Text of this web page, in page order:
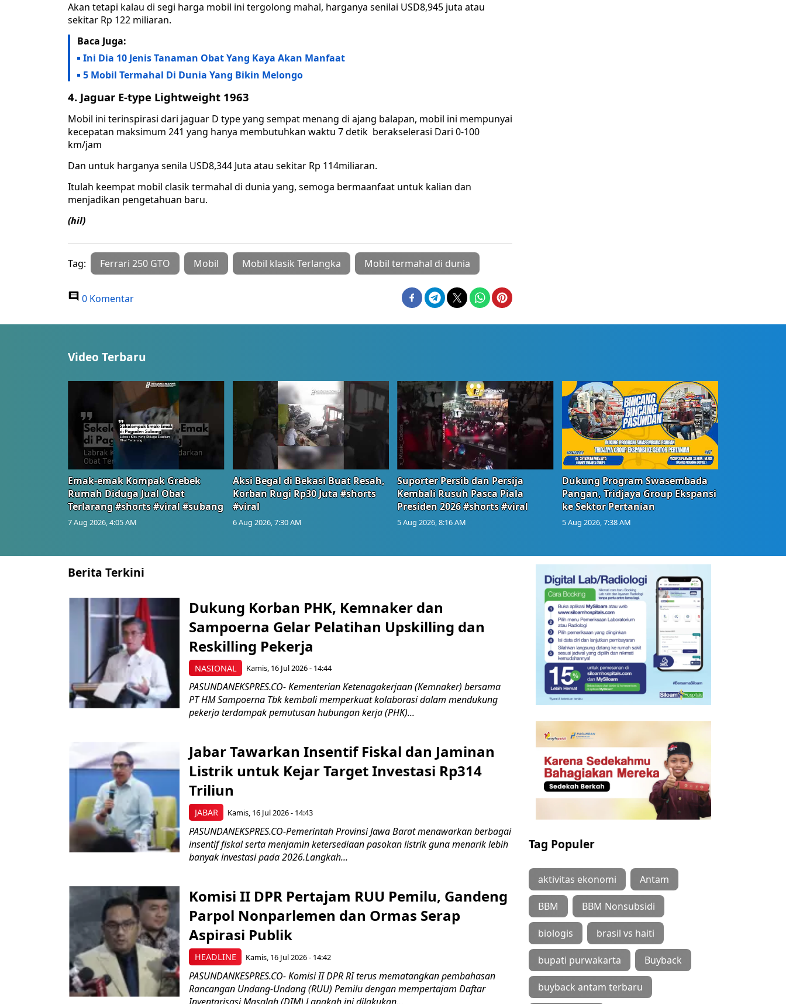
Akan tetapi kalau di segi harga mobil ini tergolong mahal, harganya senilai USD8,945 juta atau
sekitar Rp 122 miliaran.
Baca Juga:
Ini Dia 10 Jenis Tanaman Obat Yang Kaya Akan Manfaat
5 Mobil Termahal Di Dunia Yang Bikin Melongo
4. Jaguar E-type Lightweight 1963
Mobil ini terinspirasi dari jaguar D type yang sempat menang di ajang balapan, mobil ini mempunyai
kecepatan maksimum 241 yang hanya membutuhkan waktu 7 detik berakselerasi Dari 0-100
km/jam
Dan untuk harganya senila USD8,344 Juta atau sekitar Rp 114miliaran.
Itulah keempat mobil clasik termahal di dunia yang, semoga bermaanfaat untuk kalian dan
menjadikan pengetahuan baru.
(hil)
Tag: Ferrari 250 GTO Mobil Mobil klasik Terlangka Mobil termahal di dunia
0 Komentar
Video Terbaru
Emak-emak Kompak Grebek
Rumah Diduga Jual Obat
Terlarang #shorts #viral #subang
7 Aug 2026, 4:05 AM
Aksi Begal di Bekasi Buat Resah,
Korban Rugi Rp30 Juta #shorts
#viral
6 Aug 2026, 7:30 AM
Suporter Persib dan Persija
Kembali Rusuh Pasca Piala
Presiden 2026 #shorts #viral
5 Aug 2026, 8:16 AM
Dukung Program Swasembada
Pangan, Tridjaya Group Ekspansi
ke Sektor Pertanian
5 Aug 2026, 7:38 AM
Berita Terkini
NASIONAL
Dukung Korban PHK, Kemnaker dan
Sampoerna Gelar Pelatihan Upskilling dan
Reskilling Pekerja
Kamis, 16 Jul 2026 - 14:44
PASUNDANEKSPRES.CO- Kementerian Ketenagakerjaan (Kemnaker) bersama
PT HM Sampoerna Tbk kembali memperkuat kolaborasi dalam mendukung
pekerja terdampak pemutusan hubungan kerja (PHK)...
JABAR
Jabar Tawarkan Insentif Fiskal dan Jaminan
Listrik untuk Kejar Target Investasi Rp314
Triliun
Kamis, 16 Jul 2026 - 14:43
PASUNDANEKSPRES.CO-Pemerintah Provinsi Jawa Barat menawarkan berbagai
insentif fiskal serta menjamin ketersediaan pasokan listrik guna menarik lebih
banyak investasi pada 2026.Langkah...
HEADLINE
Komisi II DPR Pertajam RUU Pemilu, Gandeng
Parpol Nonparlemen dan Ormas Serap
Aspirasi Publik
Kamis, 16 Jul 2026 - 14:42
PASUNDANKESPRES.CO- Komisi II DPR RI terus mematangkan pembahasan
Rancangan Undang-Undang (RUU) Pemilu dengan mempertajam Daftar
Inventarisasi Masalah (DIM).Langkah ini dilakukan...
Tag Populer
aktivitas ekonomi Antam
BBM BBM Nonsubsidi
biologis brasil vs haiti
bupati purwakarta Buyback
buyback antam terbaru